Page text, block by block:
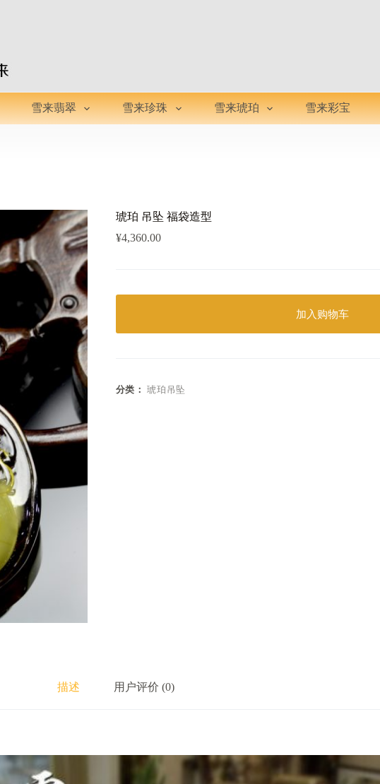
雪来翡翠 雪来珍珠 雪来琥珀 雪来彩宝
琥珀 吊坠 福袋造型
¥4,360.00
加入购物车
分类：琥珀吊坠
描述 用户评价 (0)